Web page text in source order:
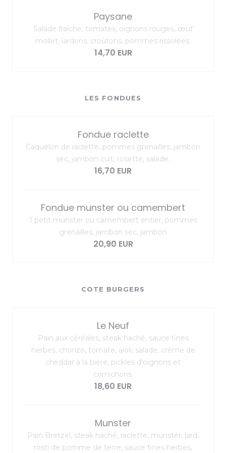
Paysane
Salade fraîche, tomates, oignons rouges, œuf
mollet, lardons, croûtons, pommes rissolées.
14,70 EUR
LES FONDUES
Fondue raclette
Caquelon de raclette, pommes grenailles, jambon
sec, jambon cuit, rosette, salade.
16,70 EUR
Fondue munster ou camembert
1 petit munster ou camembert entier, pommes
grenailles, jambon sec, jambon
20,90 EUR
COTE BURGERS
Le Neuf
Pain aux céréales, steak haché, sauce fines
herbes, chorizo, tomate, aïoli, salade, crème de
cheddar à la bière, pickles d'oignons et
cornichons.
18,60 EUR
Munster
Pain Bretzel, steak haché, raclette, munster, lard,
rösti de pomme de terre, sauce fines herbes,